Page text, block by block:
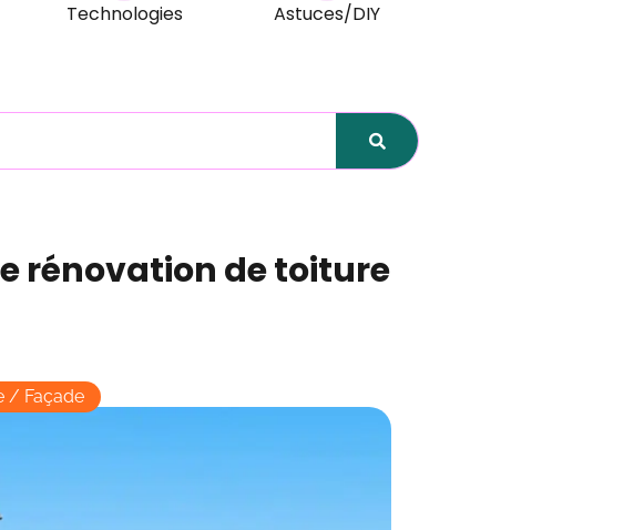
Technologies Astuces/DIY
rénovation de toiture
/ Façade